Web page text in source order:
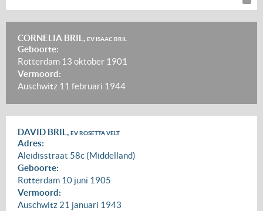
CORNELIA BRIL, EV ISAAC BRIL
Geboorte:
Rotterdam 13 oktober 1901
Vermoord:
Auschwitz 11 februari 1944
DAVID BRIL, EV ROSETTA VELT
Adres:
Aleidisstraat 58c (Middelland)
Geboorte:
Rotterdam 10 juni 1905
Vermoord:
Auschwitz 21 januari 1943